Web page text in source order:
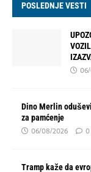
POSLEDNJE VESTI
Dino Merlin
za pamćenje
06/08/2026 0
Tramp kaže da